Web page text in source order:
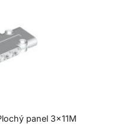
panel 3x11M